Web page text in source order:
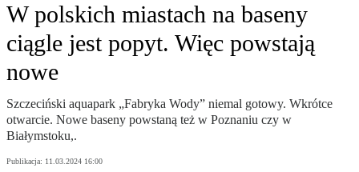
W polskich miastach na baseny
ciągle jest popyt. Więc powstają
nowe
Szczeciński aquapark „Fabryka Wody” niemal gotowy. Wkrótce
otwarcie. Nowe baseny powstaną też w Poznaniu czy w
Białymstoku,.
Publikacja: 11.03.2024 16:00